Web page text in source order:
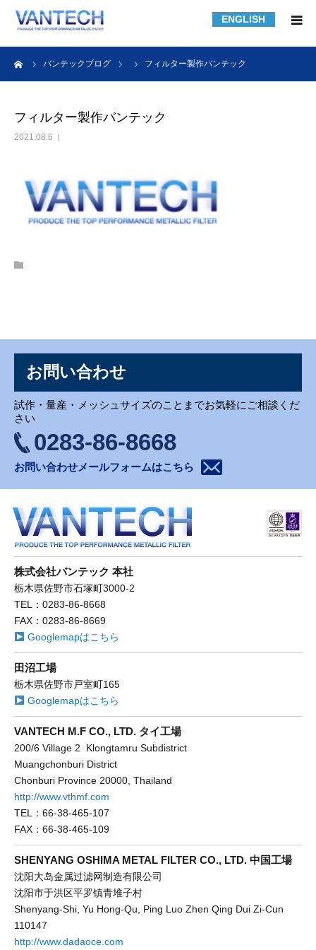
ENGLISH
バンテックブログ フィルター製作バンテック
フィルター製作バンテック
2021.08.6
お問い合わせ
試作・量産・メッシュサイズのことまでお気軽にご相談くだ
さい
0283-86-8668
お問い合わせメールフォームはこちら
株式会社バンテック 本社
栃木県佐野市石塚町3000-2
TEL：0283-86-8668
FAX：0283-86-8669
Googlemapはこちら
田沼工場
栃木県佐野市戸室町165
Googlemapはこちら
VANTECH M.F CO., LTD. タイ工場
200/6 Village 2 Klongtamru Subdistrict
Muangchonburi District
Chonburi Province 20000, Thailand
http://www.vthmf.com
TEL：66-38-465-107
FAX：66-38-465-109
SHENYANG OSHIMA METAL FILTER CO., LTD. 中国工場
沈阳大岛金属过滤网制造有限公司
沈阳市于洪区平罗镇青堆子村
Shenyang-Shi, Yu Hong-Qu, Ping Luo Zhen Qing Dui Zi-Cun
110147
http://www.dadaoce.com
HOME
フィルターの知識
フィルターの製作事例
課題解決事例
お問い合わせ